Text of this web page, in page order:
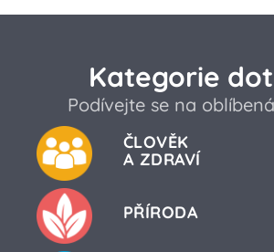
Kategorie
Podívejte se na
ČLOVĚK
A ZDRAVÍ
PŘÍRODA